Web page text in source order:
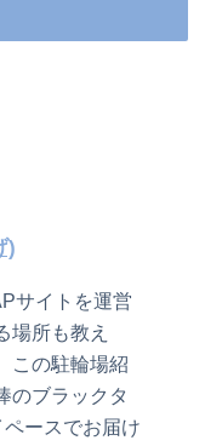
)
サイトを運営
場所も教え
この駐輪場紹
のブラックタ
ペースでお届け